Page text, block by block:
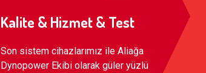
Kalite & Hizmet & Test
Son sistem cihazlarımız ile Aliağa
Dynopower Ekibi olarak güler yüzlü